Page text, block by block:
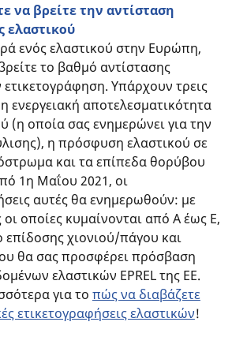
να βρείτε την αντίσταση
ελαστικού
ενός ελαστικού στην Ευρώπη,
το βαθμό αντίστασης
ετικετογράφηση. Υπάρχουν τρεις
ενεργειακή αποτελεσματικότητα
(η οποία σας ενημερώνει για την
η πρόσφυση ελαστικού σε
και τα επίπεδα θορύβου
1η Μαΐου 2021, οι
αυτές θα ενημερωθούν: με
οι οποίες κυμαίνονται από Α έως Ε,
επίδοσης χιονιού/πάγου και
θα σας προσφέρει πρόσβαση
ελαστικών EPREL της ΕΕ.
για το πώς να διαβάζετε
ετικετογραφήσεις ελαστικών!